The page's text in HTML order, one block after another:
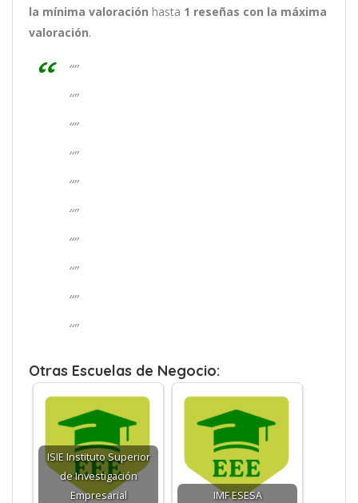
la mínima valoración hasta 1 reseñas con la máxima
valoración.
“”
“”
“”
“”
“”
“”
“”
“”
“”
“”
Otras Escuelas de Negocio:
ISIE Instituto Superior
de Investigación
Empresarial
IMF ESESA